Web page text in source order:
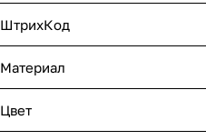
ШтрихКод
Материал
Цвет